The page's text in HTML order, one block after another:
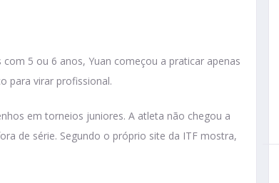
5 ou 6 anos, Yuan começou a praticar apenas
para virar profissional.
em torneios juniores. A atleta não chegou a
de série. Segundo o próprio site da ITF mostra,